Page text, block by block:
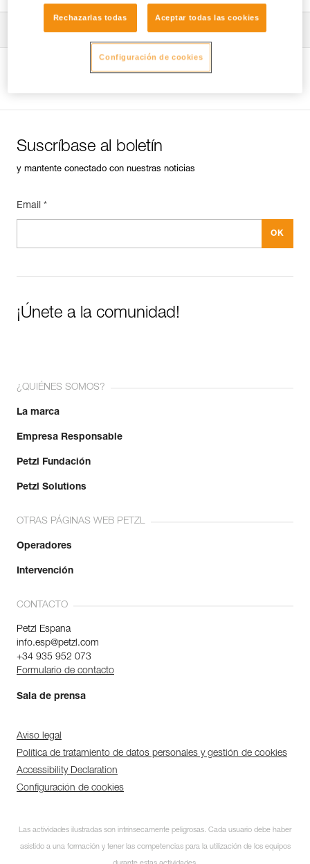
Descargar ficha técnica (PDF)
Technical Notice
Suscríbase al boletín
y mantente conectado con nuestras noticias
Email *
¡Únete a la comunidad!
¿QUIÉNES SOMOS?
La marca
Empresa Responsable
Petzl Fundación
Petzl Solutions
OTRAS PÁGINAS WEB PETZL
Operadores
Intervención
CONTACTO
Petzl Espana
info.esp@petzl.com
+34 935 952 073
Formulario de contacto
Sala de prensa
Aviso legal
Política de tratamiento de datos personales y gestión de cookies
Accessibility Declaration
Configuración de cookies
Las actividades ilustradas son intrínsecamente peligrosas. Cada usuario debe haber
asistido a una formación y tener las competencias para la utilización de los equipos
Rechazarlas todas Aceptar todas las cookies
Configuración de cookies